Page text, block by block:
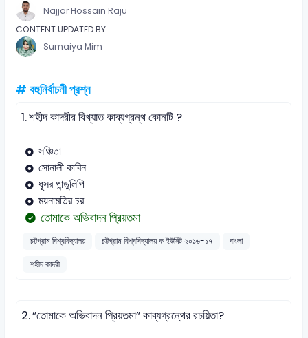
Najjar Hossain Raju
CONTENT UPDATED BY
Sumaiya Mim
# বহুনির্বাচনী প্রশ্ন
1.শহীদ কাদরীর বিখ্যাত কাব্যগ্রন্থ কোনটি ?
সঞ্চিতা
সোনালী কাবিন
ধূসর পান্ডুলিপি
ময়নামতির চর
তোমাকে অভিবাদন প্রিয়তমা
চট্টগ্রাম বিশ্ববিদ্যালয় চট্টগ্রাম বিশ্ববিদ্যালয় ক ইউনিট ২০১৬-১৭
বাংলা
শহীদ কাদরী
2.”তোমাকে অভিবাদন প্রিয়তমা” কাব্যগ্রন্থের রচয়িতা?